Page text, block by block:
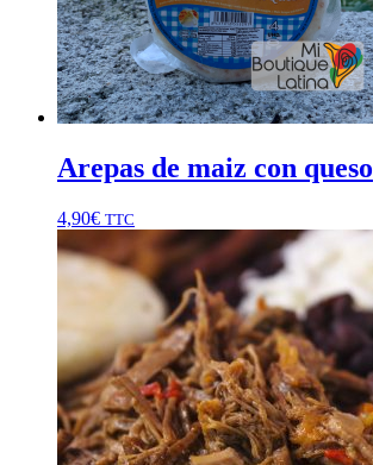
Arepas de maiz con queso
4,90€ TTC